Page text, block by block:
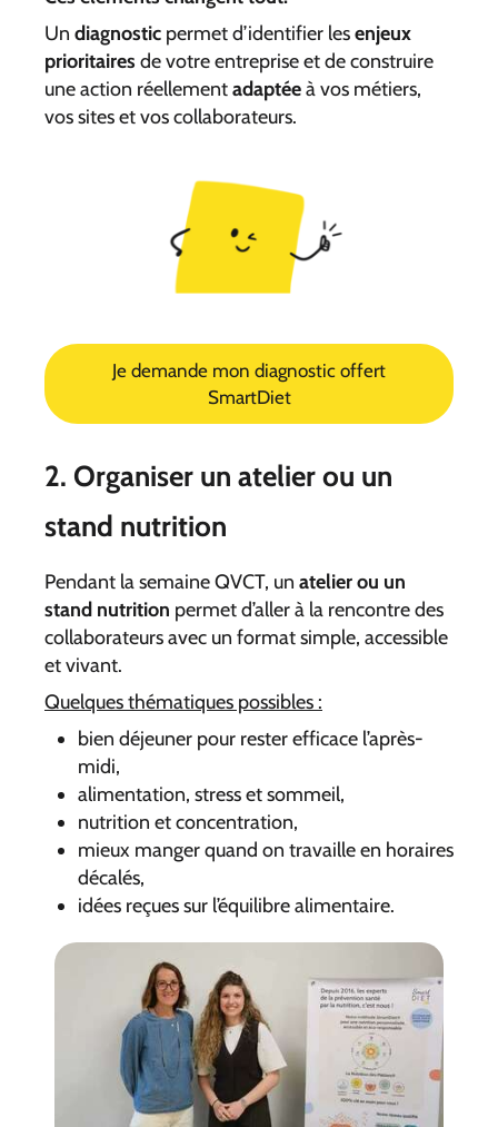
Un diagnostic permet d’identifier lesenjeux
prioritaires de votre entreprise et de construire
une action réellementadaptéeà vos métiers,
vos sites et vos collaborateurs.
Je demande mon diagnostic offert
SmartDiet
2. Organiser un atelier ou un
stand nutrition
Pendant la semaine QVCT, un atelier ou un
stand nutrition permet d’aller à la rencontre des
collaborateurs avec un format simple, accessible
et vivant.
Quelques thématiques possibles :
bien déjeuner pour rester efficace l’après-
midi,
alimentation, stress et sommeil,
nutrition et concentration,
mieux manger quand on travaille en horaires
décalés,
idées reçues sur l’équilibre alimentaire.